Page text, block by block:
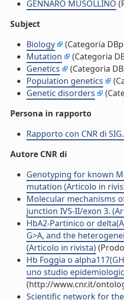
GENNARO MUSOLLINO
Subject
Biology
(Categoria
Mutation
(Categoria
Genetics
(Categoria
Population genetics
Genetic disorders
Persona in rapporto
Rapporto con CNR di
Autore CNR di
Genotyping for known
mutation (Articolo in
Molecular mechanisms
junction IVS-II/exon 3.
HbA2-Partinico or
G>A, and the
(Articolo in rivista)
Hb Foggia o
uno studio
(http://www.cnr.it/
Scientific network for